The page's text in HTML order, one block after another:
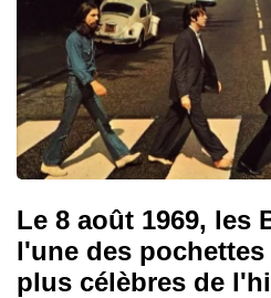
Le 8 août 1969, les
l'une des
plus célèbres de